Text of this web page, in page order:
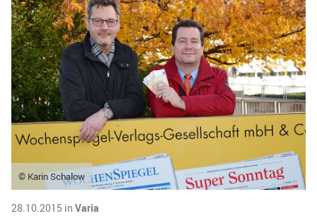
© Karin Schalow
28.10.2015 in Varia